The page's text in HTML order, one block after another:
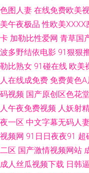
堂色91 三级网址中文免费
音 91久在线观看 97好色 福
蕉伊人天下 丝袜精品一区在
夜福利在线网站 美女
娱乐首页 久久di 伊人玖玖
出视频 人人爱av 亚洲无码
色图人妻 在线免费欧美
美午夜极品 性欧美ⅩⅩⅩⅩ
卡 加勒比性爱网 青草国
波多野结依电影 91狠狠
勒比熟女 91碰在线 欧美
人在线成免费 免费黄色
码视频 国产原创区色花堂
人午夜免费视频 人妖射
夜一区 中文字幕无码人
视频网 91日日夜夜91 超
二区 国产激情视频网站
成人丝瓜视频下载 日韩